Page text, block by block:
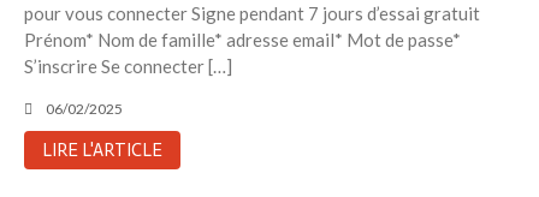
pour vous connecter Signe pendant 7 jours d’essai gratuit
Prénom* Nom de famille* adresse email* Mot de passe*
S’inscrire Se connecter […]
06/02/2025
LIRE L'ARTICLE